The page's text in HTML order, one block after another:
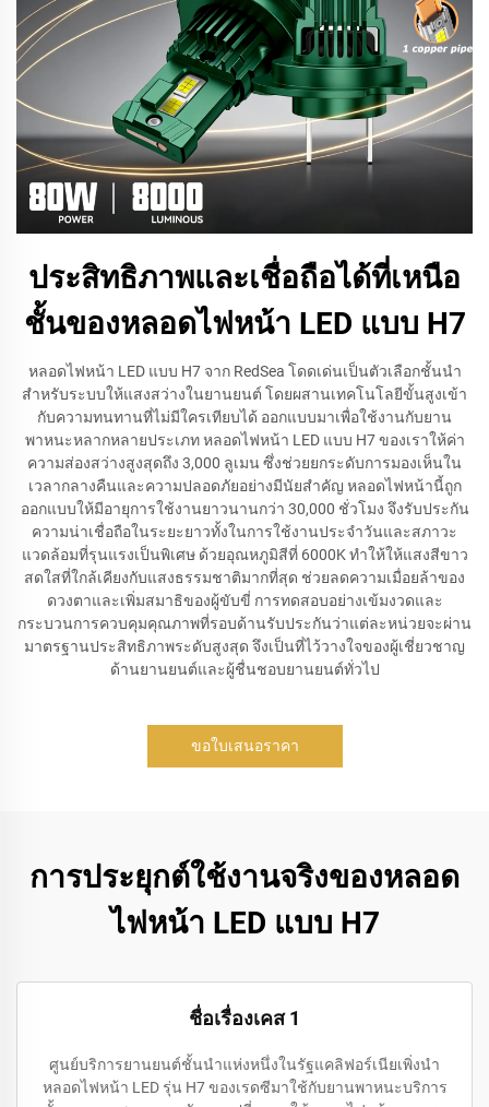
ประสิทธิภาพและเชื่อถือได้ที่เหนือ
ชั้นของหลอดไฟหน้า LED แบบ H7
หลอดไฟหน้า LED แบบ H7 จาก RedSea โดดเด่นเป็นตัวเลือกชั้นนำ
สำหรับระบบให้แสงสว่างในยานยนต์ โดยผสานเทคโนโลยีขั้นสูงเข้า
กับความทนทานที่ไม่มีใครเทียบได้ ออกแบบมาเพื่อใช้งานกับยาน
พาหนะหลากหลายประเภท หลอดไฟหน้า LED แบบ H7 ของเราให้ค่า
ความส่องสว่างสูงสุดถึง 3,000 ลูเมน ซึ่งช่วยยกระดับการมองเห็นใน
เวลากลางคืนและความปลอดภัยอย่างมีนัยสำคัญ หลอดไฟหน้านี้ถูก
ออกแบบให้มีอายุการใช้งานยาวนานกว่า 30,000 ชั่วโมง จึงรับประกัน
ความน่าเชื่อถือในระยะยาวทั้งในการใช้งานประจำวันและสภาวะ
แวดล้อมที่รุนแรงเป็นพิเศษ ด้วยอุณหภูมิสีที่ 6000K ทำให้ให้แสงสีขาว
สดใสที่ใกล้เคียงกับแสงธรรมชาติมากที่สุด ช่วยลดความเมื่อยล้าของ
ดวงตาและเพิ่มสมาธิของผู้ขับขี่ การทดสอบอย่างเข้มงวดและ
กระบวนการควบคุมคุณภาพที่รอบด้านรับประกันว่าแต่ละหน่วยจะผ่าน
มาตรฐานประสิทธิภาพระดับสูงสุด จึงเป็นที่ไว้วางใจของผู้เชี่ยวชาญ
ด้านยานยนต์และผู้ชื่นชอบยานยนต์ทั่วไป
ขอใบเสนอราคา
การประยุกต์ใช้งานจริงของหลอด
ไฟหน้า LED แบบ H7
ชื่อเรื่องเคส 1
ศูนย์บริการยานยนต์ชั้นนำแห่งหนึ่งในรัฐแคลิฟอร์เนียเพิ่งนำ
หลอดไฟหน้า LED รุ่น H7 ของเรดซีมาใช้กับยานพาหนะบริการ